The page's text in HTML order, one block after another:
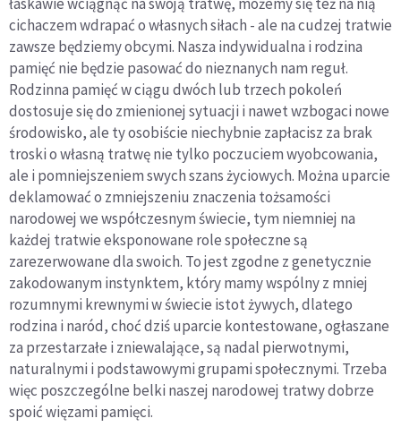
cichaczem wdrapać o własnych siłach - ale na cudzej tratwie
zawsze będziemy obcymi. Nasza indywidualna i rodzina
pamięć nie będzie pasować do nieznanych nam reguł.
Rodzinna pamięć w ciągu dwóch lub trzech pokoleń
dostosuje się do zmienionej sytuacji i nawet wzbogaci nowe
środowisko, ale ty osobiście niechybnie zapłacisz za brak
troski o własną tratwę nie tylko poczuciem wyobcowania,
ale i pomniejszeniem swych szans życiowych. Można uparcie
deklamować o zmniejszeniu znaczenia tożsamości
narodowej we współczesnym świecie, tym niemniej na
każdej tratwie eksponowane role społeczne są
zarezerwowane dla swoich. To jest zgodne z genetycznie
zakodowanym instynktem, który mamy wspólny z mniej
rozumnymi krewnymi w świecie istot żywych, dlatego
rodzina i naród, choć dziś uparcie kontestowane, ogłaszane
za przestarzałe i zniewalające, są nadal pierwotnymi,
naturalnymi i podstawowymi grupami społecznymi. Trzeba
więc poszczególne belki naszej narodowej tratwy dobrze
spoić więzami pamięci.